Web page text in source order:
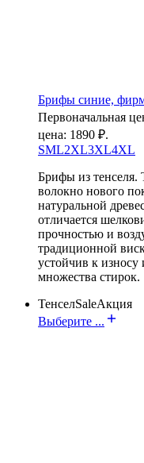
Брифы синие,
Первоначальная
цена: 1890 ₽.
SML2XL3XL4XL
Брифы из тенселя.
волокно нового
натуральной
отличается
прочностью и
традиционной
устойчив к износу
множества стирок.
ТенселSaleАкция
Выберите ...